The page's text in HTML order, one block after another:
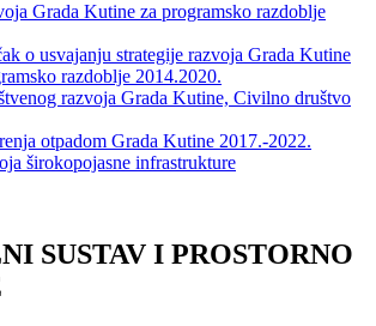
Grada Kutine za programsko razdoblje
o usvajanju strategije razvoja Grada Kutine
razdoblje 2014.2020.
razvoja Grada Kutine, Civilno društvo
otpadom Grada Kutine 2017.-2022.
širokopojasne infrastrukture
SUSTAV I PROSTORNO